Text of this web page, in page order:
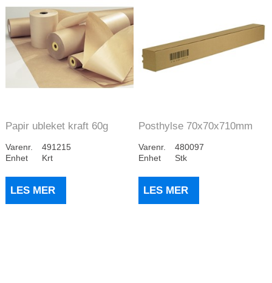
Papir ubleket kraft 60g
Varenr.
491215
Enhet
Krt
LES MER
Posthylse 70x70x710mm
Varenr.
480097
Enhet
Stk
LES MER